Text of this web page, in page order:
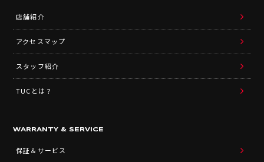
店舗紹介
アクセスマップ
スタッフ紹介
TUCとは？
WARRANTY & SERVICE
保証＆サービス